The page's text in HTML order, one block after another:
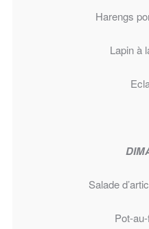
Harengs
Lapin à
Salade
Pot-